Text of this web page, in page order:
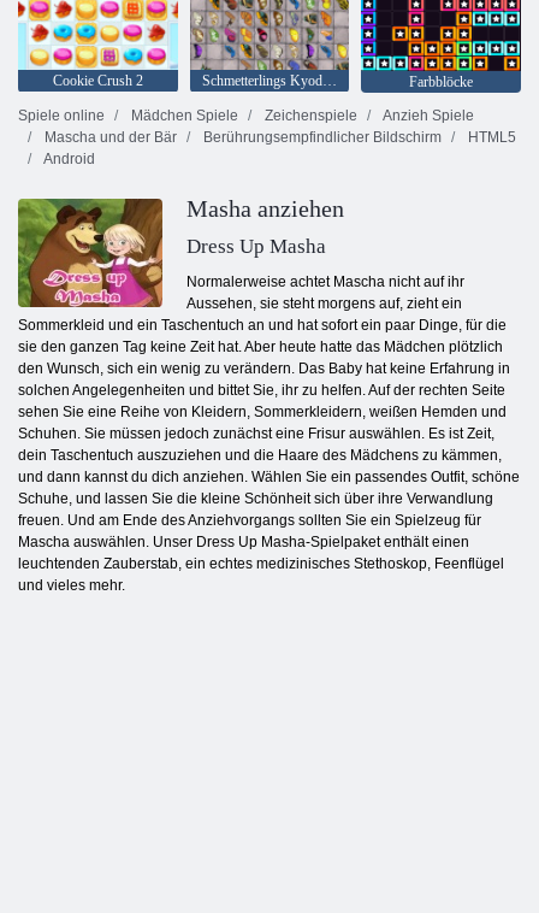
Cookie Crush 2 Schmetterlings Kyodai HD
Farbblöcke
Spiele online
Mädchen Spiele Zeichenspiele
Anzieh Spiele
Mascha und der Bär
Berührungsempfindlicher Bildschirm
HTML5
Android
Masha anziehen
Dress Up Masha
Normalerweise achtet Mascha nicht auf ihr
Aussehen, sie steht morgens auf, zieht ein
Sommerkleid und ein Taschentuch an und hat sofort ein paar Dinge, für die
sie den ganzen Tag keine Zeit hat. Aber heute hatte das Mädchen plötzlich
den Wunsch, sich ein wenig zu verändern. Das Baby hat keine Erfahrung in
solchen Angelegenheiten und bittet Sie, ihr zu helfen. Auf der rechten Seite
sehen Sie eine Reihe von Kleidern, Sommerkleidern, weißen Hemden und
Schuhen. Sie müssen jedoch zunächst eine Frisur auswählen. Es ist Zeit,
dein Taschentuch auszuziehen und die Haare des Mädchens zu kämmen,
und dann kannst du dich anziehen. Wählen Sie ein passendes Outfit, schöne
Schuhe, und lassen Sie die kleine Schönheit sich über ihre Verwandlung
freuen. Und am Ende des Anziehvorgangs sollten Sie ein Spielzeug für
Mascha auswählen. Unser Dress Up Masha-Spielpaket enthält einen
leuchtenden Zauberstab, ein echtes medizinisches Stethoskop, Feenflügel
und vieles mehr.